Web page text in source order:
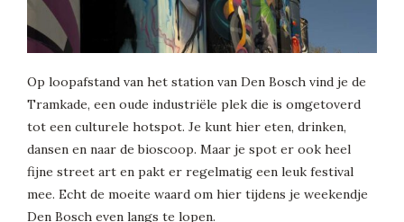
Op loopafstand van het station van Den Bosch vind je de
Tramkade, een oude industriële plek die is omgetoverd
tot een culturele hotspot. Je kunt hier eten, drinken,
dansen en naar de bioscoop. Maar je spot er ook heel
fijne street art en pakt er regelmatig een leuk festival
mee. Echt de moeite waard om hier tijdens je weekendje
Den Bosch even langs te lopen.